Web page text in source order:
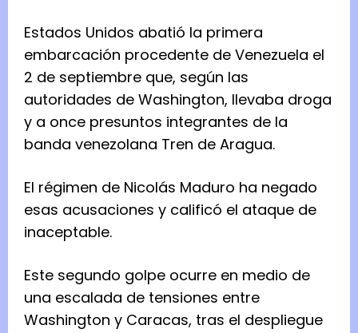
Estados Unidos abatió la primera
embarcación procedente de Venezuela el
2 de septiembre que, según las
autoridades de Washington, llevaba droga
y a once presuntos integrantes de la
banda venezolana Tren de Aragua.
El régimen de Nicolás Maduro ha negado
esas acusaciones y calificó el ataque de
inaceptable.
Este segundo golpe ocurre en medio de
una escalada de tensiones entre
Washington y Caracas, tras el despliegue